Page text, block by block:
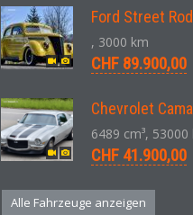
, 3000 km
CHF 89.900,00
6489 cm³, 53000
CHF 41.900,00
Alle Fahrzeuge anzeigen